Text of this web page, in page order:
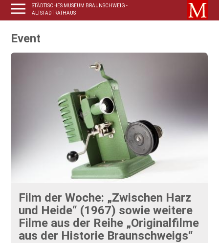
STÄDTISCHES MUSEUM BRAUNSCHWEIG -
ALTSTADTRATHAUS
Event
Film der Woche: „Zwischen Harz
und Heide“ (1967) sowie weitere
Filme aus der Reihe „Originalfilme
aus der Historie Braunschweigs“